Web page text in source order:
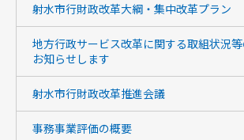
射水市行財政改革大綱・集中改革プラン
地方行政サービス改革に関する取組状況
お知らせします
射水市行財政改革推進会議
事務事業評価の概要